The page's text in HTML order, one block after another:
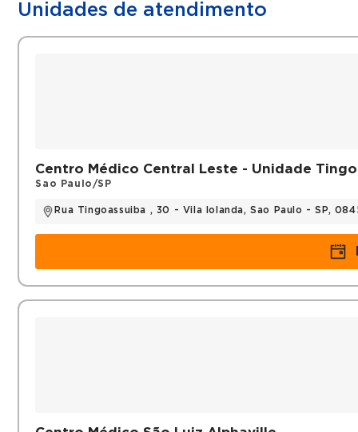
Unidades de atendimento
Centro Médico Central Leste - Unidade
Sao Paulo/SP
Rua Tingoassuiba , 30 - Vila Iolanda, Sao Paulo - SP,